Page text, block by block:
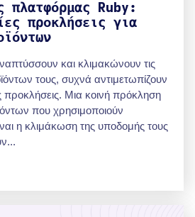
πλατφόρμας Ruby:
προκλήσεις για
και κλιμακώνουν τις
τους, συχνά αντιμετωπίζουν
προκλήσεις. Μια κοινή πρόκληση
που χρησιμοποιούν
η κλιμάκωση της υποδομής τους